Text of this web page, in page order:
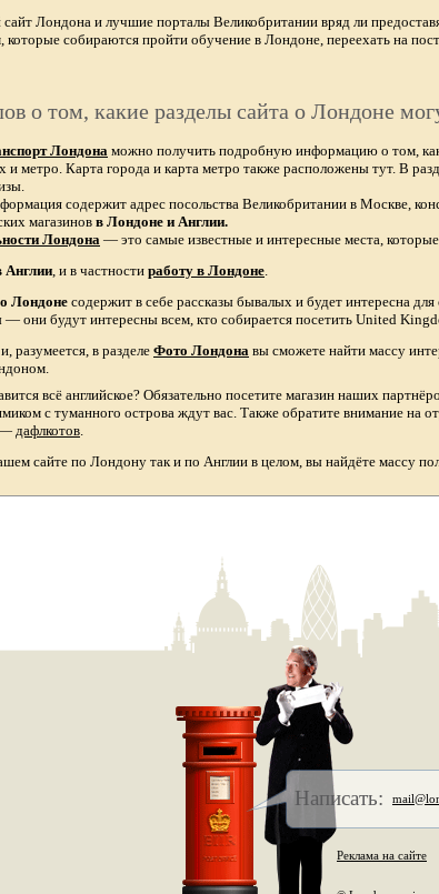
Лондона и лучшие порталы Великобритании вряд ли
которые собираются пройти обучение в Лондоне, переехать на
о том, какие разделы сайта о Лондоне
Лондона можно получить подробную информацию о том,
и метро. Карта города и карта метро также расположены тут. В
содержит адрес посольства Великобритании в Москве,
магазинов в Лондоне и Англии.
Лондона— это самые известные и интересные места,
Англии, и в частности работу в Лондоне.
Лондонесодержит в себе рассказы бывалых и будет интересна
— они будут интересны всем, кто собирается посетить United
разумеется, в разделе Фото Лондона вы сможете найти массу
всё английское? Обязательно посетите магазин наших
с туманного острова ждут вас. Также обратите внимание на
дафлкотов.
сайте по Лондону так и по Англии в целом, вы найдёте массу
Написать:
Реклама на сайте